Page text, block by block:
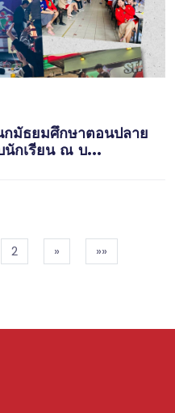
มัธยมศึกษาตอนปลาย
นักเรียน ณ บ...
2 » »»